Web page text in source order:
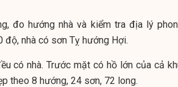
đo hướng nhà và kiểm tra địa lý
độ, nhà có sơn Tỵ hướng Hợi.
có nhà. Trước mặt có hồ lớn của cả
theo 8 hướng, 24 sơn, 72 long.